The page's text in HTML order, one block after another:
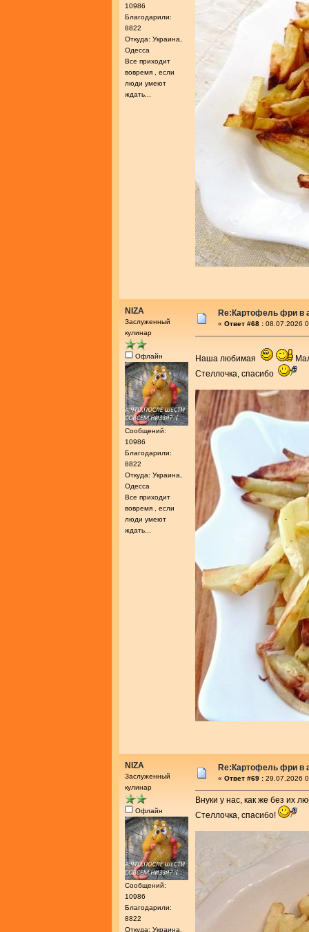
10986
Благодарили:
8822
Откуда: Украина,
Одесса
Все приходит
вовремя , если
люди умеют
ждать...
NIZA
Заслуженный
кулинар
Офлайн
Сообщений:
10986
Благодарили:
8822
Откуда: Украина,
Одесса
Все приходит
вовремя , если
люди умеют
ждать...
Re:Картофель фри в
« Ответ #68 : 08.07.2026
Наша любимая
Стеллочка, спасибо
NIZA
Заслуженный
кулинар
Офлайн
Сообщений:
10986
Благодарили:
8822
Откуда: Украина,
Re:Картофель фри в
« Ответ #69 : 29.07.2026
Внуки у нас, как же без их
Стеллочка, спасибо!